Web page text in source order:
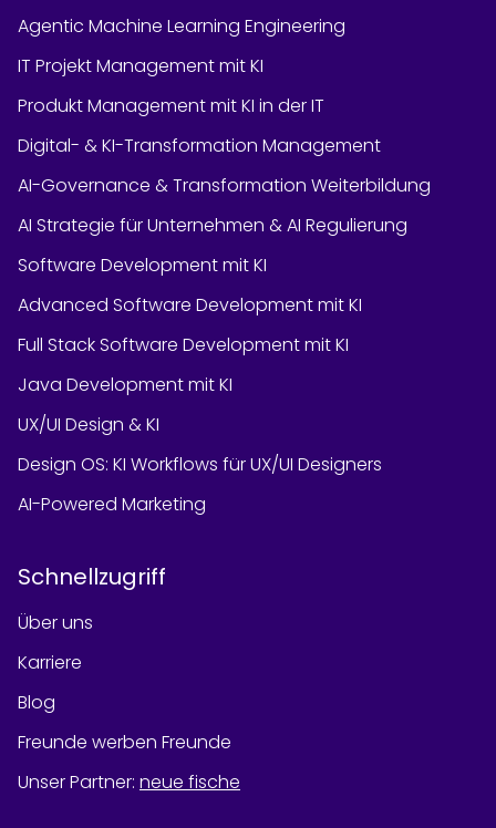
Agentic Machine Learning Engineering
IT Projekt Management mit KI
Produkt Management mit KI in der IT
Digital- & KI-Transformation Management
AI-Governance & Transformation Weiterbildung
AI Strategie für Unternehmen & AI Regulierung
Software Development mit KI
Advanced Software Development mit KI
Full Stack Software Development mit KI
Java Development mit KI
UX/UI Design & KI
Design OS: KI Workflows für UX/UI Designers
AI-Powered Marketing
Schnellzugriff
Über uns
Karriere
Blog
Freunde werben Freunde
Unser Partner: neue fische